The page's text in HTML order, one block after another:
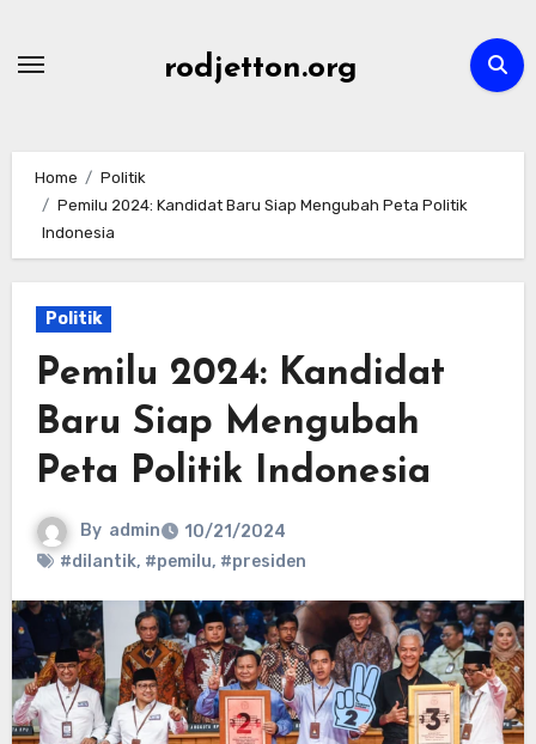
rodjetton.org
Home
Politik
Pemilu 2024: Kandidat Baru Siap Mengubah Peta Politik
Indonesia
Politik
Pemilu 2024: Kandidat
Baru Siap Mengubah
Peta Politik Indonesia
By admin
10/21/2024
#dilantik, #pemilu, #presiden